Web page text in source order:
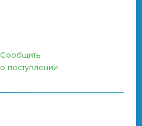
Сообщить
о поступлении